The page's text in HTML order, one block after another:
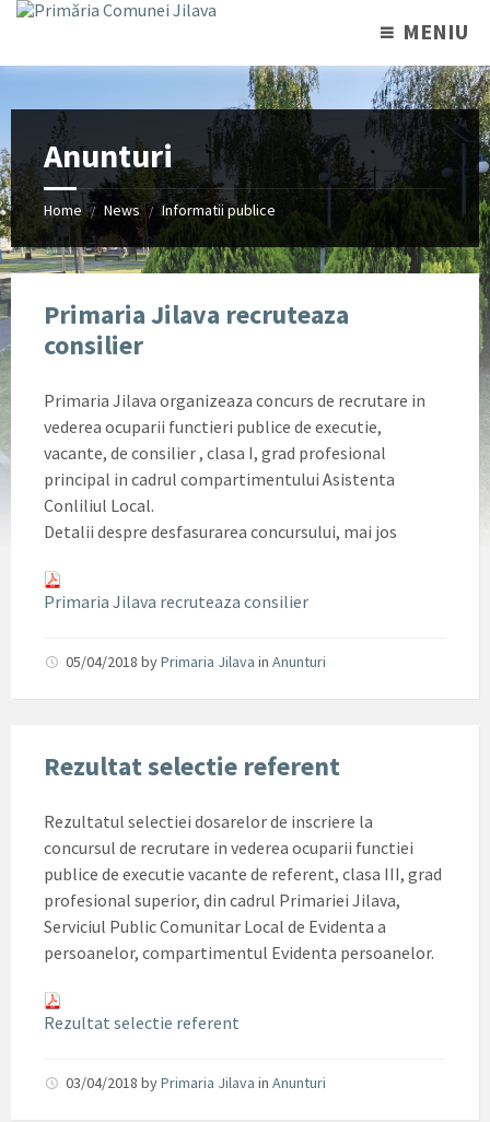
MENIU
Anunturi
Home / News / Informatii publice
Primaria Jilava recruteaza
consilier
Primaria Jilava organizeaza concurs de recrutare in
vederea ocuparii functieri publice de executie,
vacante, de consilier , clasa I, grad profesional
principal in cadrul compartimentului Asistenta
Conliliul Local.
Detalii despre desfasurarea concursului, mai jos
Primaria Jilava recruteaza consilier
05/04/2018 byPrimaria Jilava in Anunturi
Rezultat selectie referent
Rezultatul selectiei dosarelor de inscriere la
concursul de recrutare in vederea ocuparii functiei
publice de executie vacante de referent, clasa III, grad
profesional superior, din cadrul Primariei Jilava,
Serviciul Public Comunitar Local de Evidenta a
persoanelor, compartimentul Evidenta persoanelor.
Rezultat selectie referent
03/04/2018 byPrimaria Jilava in Anunturi